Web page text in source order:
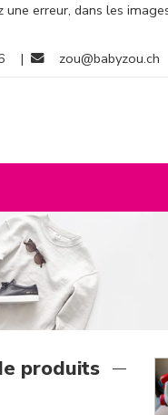
une erreur, dans les
| zou@babyzou.ch
produits